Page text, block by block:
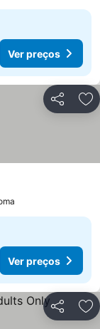
Ver preços
Partilhar
Ver preços
Partilhar